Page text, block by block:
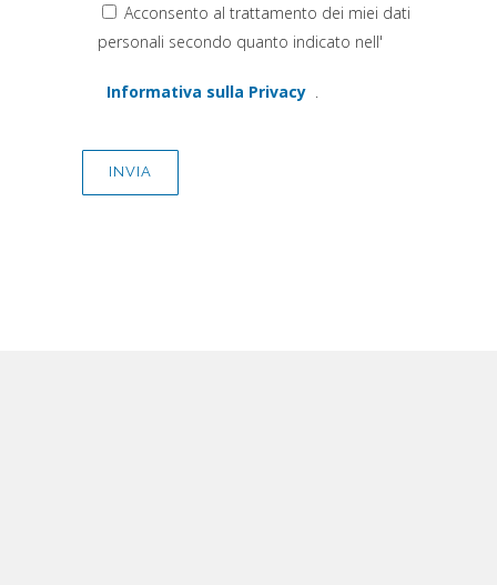
Acconsento al trattamento dei miei dati
personali secondo quanto indicato nell'
Informativa sulla Privacy
(si apre in una nuova scheda)